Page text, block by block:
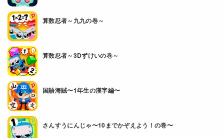
算数忍者～九九の巻～
算数忍者～3Dずけいの巻～
国語海賊〜1年生の漢字編〜
さんすうにんじゃ〜10までかぞえよう！の巻〜